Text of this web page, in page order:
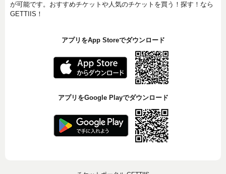
が可能です。おすすめチケットや人気のチケットを買う！探す！なら
GETTIIS！
アプリをApp Storeでダウンロード
アプリをGoogle Playでダウンロード